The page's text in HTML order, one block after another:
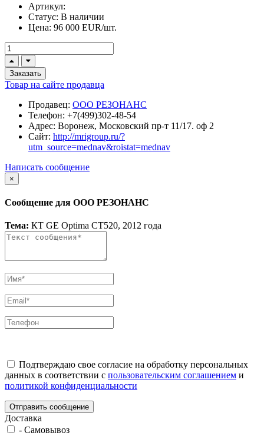
Артикул:
Статус: В наличии
Цена: 96 000 EUR/шт.
Заказать
Товар на сайте продавца
Продавец: ООО РЕЗОНАНС
Телефон: +7(499)302-48-54
Адрес: Воронеж, Московский пр-т 11/17. оф 2
Сайт: http://mrigroup.ru/?
utm_source=mednav&roistat=mednav
Написать сообщение
×
Сообщение для ООО РЕЗОНАНС
Тема: КТ GE Optima CT520, 2012 года
Подтверждаю свое согласие на обработку персональных
данных в соответствии с пользовательским соглашением и
политикой конфиденциальности
Отправить сообщение
Доставка
- Самовывоз